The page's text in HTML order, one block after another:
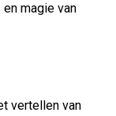
magie van
vertellen van